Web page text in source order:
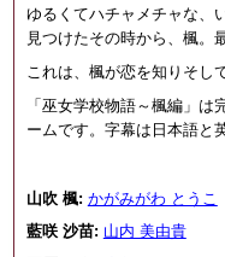
ゆるくてハチャメチャな、
見つけたその時から、楓。
これは、楓が恋を知りそし
「巫女学校物語～楓編」
ームです。字幕は日本語と
山吹 楓: かがみがわ とうこ
藍咲 沙苗: 山内 美由貴